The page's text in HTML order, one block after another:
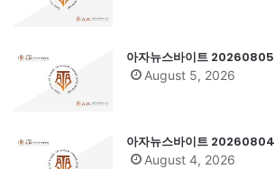
아자뉴스바이트 20260805
August 5, 2026
아자뉴스바이트 20260804
August 4, 2026